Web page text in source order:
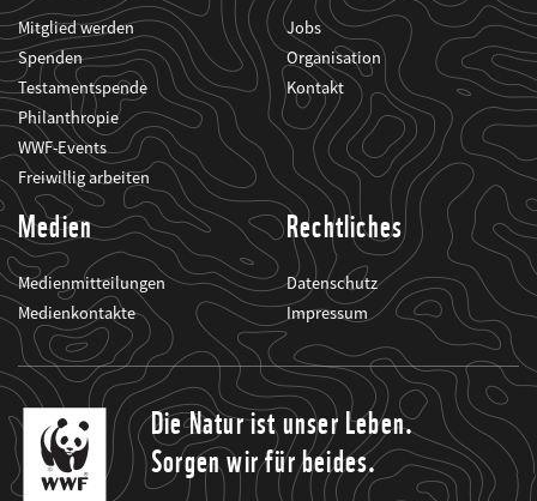
Mitglied werden
Spenden
Testamentspende
Philanthropie
WWF-Events
Freiwillig arbeiten
Jobs
Organisation
Kontakt
Medien
Medienmitteilungen
Medienkontakte
Rechtliches
Datenschutz
Impressum
Die Natur ist unser Leben.
Sorgen wir für beides.